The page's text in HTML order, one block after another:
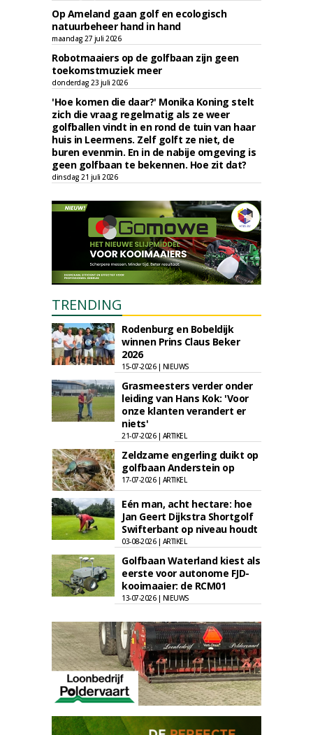
Op Ameland gaan golf en ecologisch
natuurbeheer hand in hand
maandag 27 juli 2026
Robotmaaiers op de golfbaan zijn geen
toekomstmuziek meer
donderdag 23 juli 2026
'Hoe komen die daar?' Monika Koning stelt
zich die vraag regelmatig als ze weer
golfballen vindt in en rond de tuin van haar
huis in Leermens. Zelf golft ze niet, de
buren evenmin. En in de nabije omgeving is
geen golfbaan te bekennen. Hoe zit dat?
dinsdag 21 juli 2026
TRENDING
Rodenburg en Bobeldijk
winnen Prins Claus Beker
2026
15-07-2026 | NIEUWS
Grasmeesters verder onder
leiding van Hans Kok: 'Voor
onze klanten verandert er
niets'
21-07-2026 | ARTIKEL
Zeldzame engerling duikt op
golfbaan Anderstein op
17-07-2026 | ARTIKEL
Eén man, acht hectare: hoe
Jan Geert Dijkstra Shortgolf
Swifterbant op niveau houdt
03-08-2026 | ARTIKEL
Golfbaan Waterland kiest als
eerste voor autonome FJD-
kooimaaier: de RCM01
13-07-2026 | NIEUWS